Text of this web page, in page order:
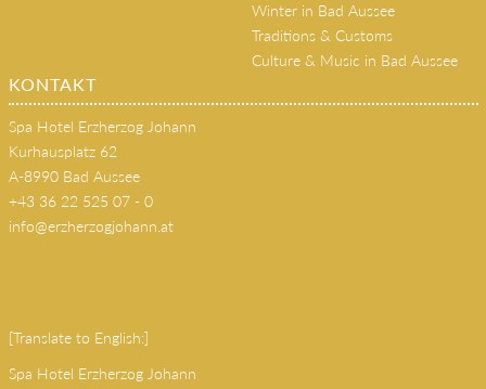
Winter in Bad Aussee
Traditions & Customs
Culture & Music in Bad Aussee
KONTAKT
Spa Hotel Erzherzog Johann
Kurhausplatz 62
A-8990 Bad Aussee
+43 36 22 525 07 - 0
info@erzherzogjohann.at
[Translate to English:]
Spa Hotel Erzherzog Johann